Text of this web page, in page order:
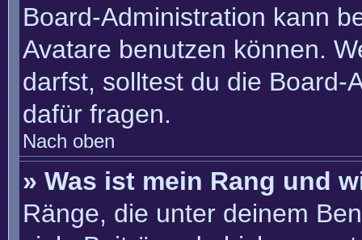
Board-Administration kann
Avatare benutzen können.
darfst, solltest du die Board-
dafür fragen.
Nach oben
» Was ist mein Rang und
Ränge, die unter deinem